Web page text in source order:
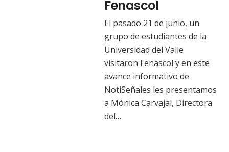
Fenascol
El pasado 21 de junio, un
grupo de estudiantes de la
Universidad del Valle
visitaron Fenascol y en este
avance informativo de
NotiSeñales les presentamos
a Mónica Carvajal, Directora
del…